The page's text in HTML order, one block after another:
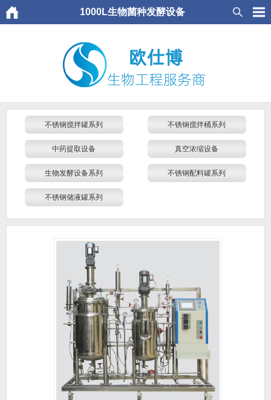
1000L生物菌种发酵设备
不锈钢搅拌罐系列 不锈钢搅拌桶系列
中药提取设备 真空浓缩设备
生物发酵设备系列 不锈钢配料罐系列
不锈钢储液罐系列